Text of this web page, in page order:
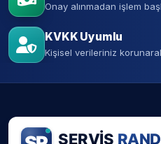
Onay alınmadan işlem
KVKK Uyumlu
Kişisel verileriniz